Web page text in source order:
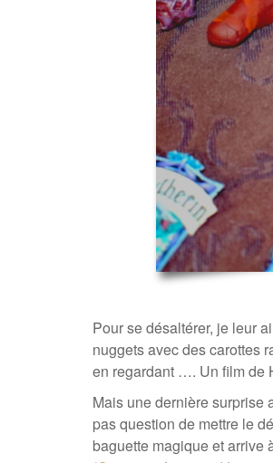
Pour se désaltérer, je leur
nuggets avec des carottes
en regardant …. Un film de
Mais une dernière surprise
pas question de mettre le
baguette magique et arrive